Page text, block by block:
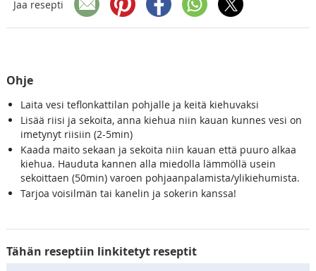
Jaa resepti
Ohje
Laita vesi teflonkattilan pohjalle ja keitä kiehuvaksi
Lisää riisi ja sekoita, anna kiehua niin kauan kunnes vesi on
imetynyt riisiin (2-5min)
Kaada maito sekaan ja sekoita niin kauan että puuro alkaa
kiehua. Hauduta kannen alla miedolla lämmöllä usein
sekoittaen (50min) varoen pohjaanpalamista/ylikiehumista.
Tarjoa voisilmän tai kanelin ja sokerin kanssa!
Tähän reseptiin linkitetyt reseptit